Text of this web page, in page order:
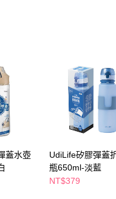
。
成結帳。
。
中的連結，可透過四大超商／
為交易完成。
但若您需要取消訂單，請聯絡
為有效，需透過AFTEE先享
帳頁面顯示為準，若有關於
問，請聯繫「AFTEE先享後付
support/home
蓋水壺
UdiLife矽膠彈蓋
瓶650ml-淡藍
NT$379